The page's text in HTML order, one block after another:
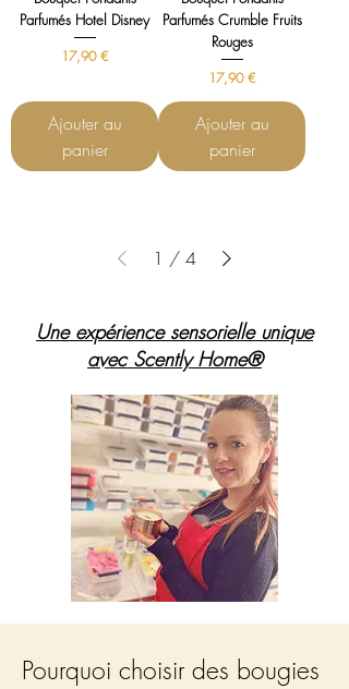
Parfumés Hotel Disney
Prix
17,90 €
Ajouter au
panier
Parfumés Crumble Fruits
Rouges
Prix
17,90 €
Ajouter au
panier
1 / 4
Une expérience sensorielle unique
avec Scently Home®
Pourquoi choisir des bougies